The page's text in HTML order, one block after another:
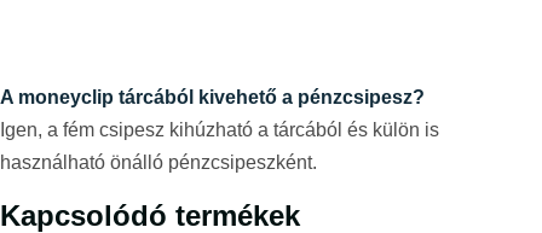
A moneyclip tárcából kivehető a pénzcsipesz?
Igen, a fém csipesz kihúzható a tárcából és külön is
használható önálló pénzcsipeszként.
Kapcsolódó termékek